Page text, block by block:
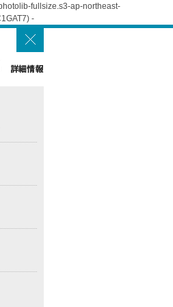
fullsize.s3-ap-northeast-
-